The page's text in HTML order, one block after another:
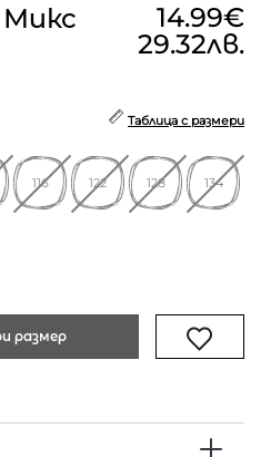
14.99€
29.32лв.
Таблица с размери
116 122 128 134
размер